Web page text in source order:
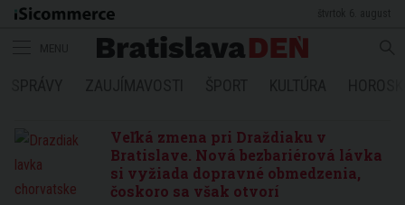
Veľká zmena pri Draždiaku v
Bratislave. Nová bezbariérová lávka
si vyžiada dopravné obmedzenia,
čoskoro sa však otvorí